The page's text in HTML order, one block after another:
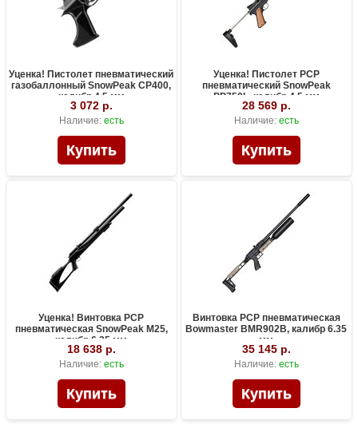
Уценка! Пистолет пневматический
газобаллонный SnowPeak CP400,
калибр 4.5 мм
3 072 р.
Наличие: есть
Уценка! Пистолет PCP
пневматический SnowPeak
PP750L, калибр 4.5 мм
28 569 р.
Наличие: есть
Уценка! Винтовка PCP
пневматическая SnowPeak M25,
калибр 6.35 мм
18 638 р.
Наличие: есть
Винтовка PCP пневматическая
Bowmaster BMR902B, калибр 6.35
мм
35 145 р.
Наличие: есть